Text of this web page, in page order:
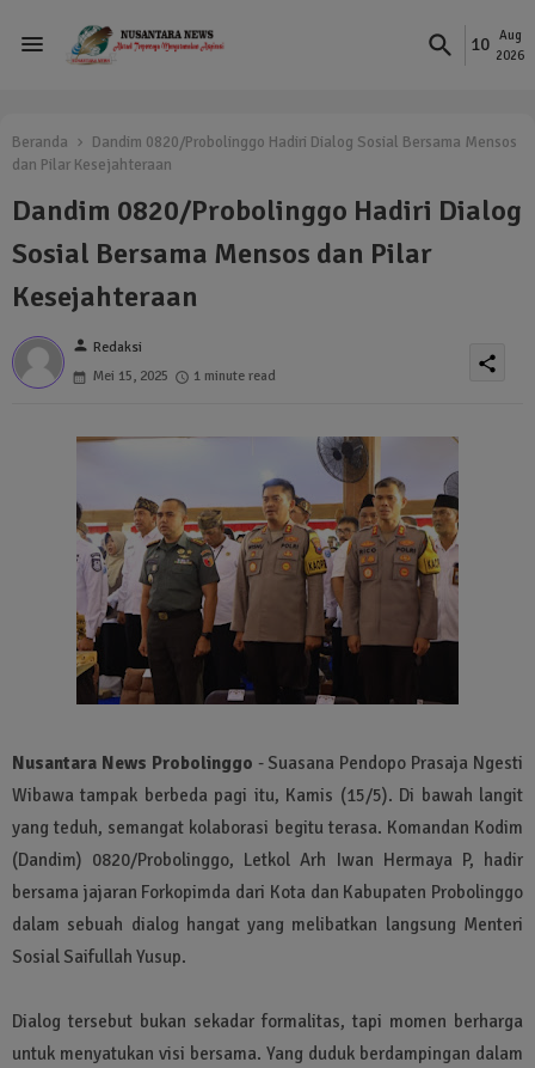
10
Aug
2026
Beranda
Dandim 0820/Probolinggo Hadiri Dialog Sosial Bersama Mensos
dan Pilar Kesejahteraan
Dandim 0820/Probolinggo Hadiri Dialog
Sosial Bersama Mensos dan Pilar
Kesejahteraan
person Redaksi
Mei 15, 2025
1 minute read
share
Nusantara News Probolinggo - Suasana Pendopo Prasaja Ngesti
Wibawa tampak berbeda pagi itu, Kamis (15/5). Di bawah langit
yang teduh, semangat kolaborasi begitu terasa. Komandan Kodim
(Dandim) 0820/Probolinggo, Letkol Arh Iwan Hermaya P, hadir
bersama jajaran Forkopimda dari Kota dan Kabupaten Probolinggo
dalam sebuah dialog hangat yang melibatkan langsung Menteri
Sosial Saifullah Yusup.
Dialog tersebut bukan sekadar formalitas, tapi momen berharga
untuk menyatukan visi bersama. Yang duduk berdampingan dalam